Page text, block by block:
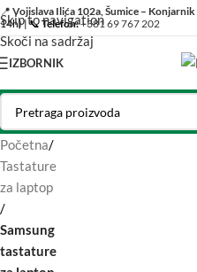
Skip to navigation
Skoči na sadržaj
📍 Vojislava Ilića 102a, Šumice – Konjarnik
14h) | 📞Telefon:+381 69 767 202
IZBORNIK
Početna/
Tastature
za laptop
/
Samsung
tastature